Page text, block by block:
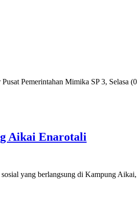
Pemerintahan Mimika SP 3, Selasa
Aikai Enarotali
yang berlangsung di Kampung